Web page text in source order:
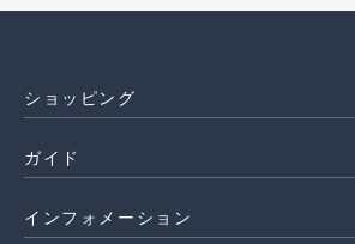
ショッピング
ガイド
インフォメーション